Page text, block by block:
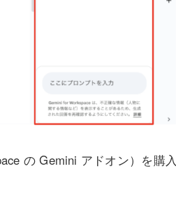
の Gemini アドオン）を購入